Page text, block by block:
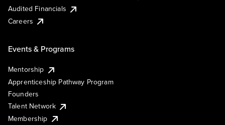
Audited Financials
Careers
Events & Programs
Mentorship
Apprenticeship Pathway Program
Founders
Talent Network
Membership